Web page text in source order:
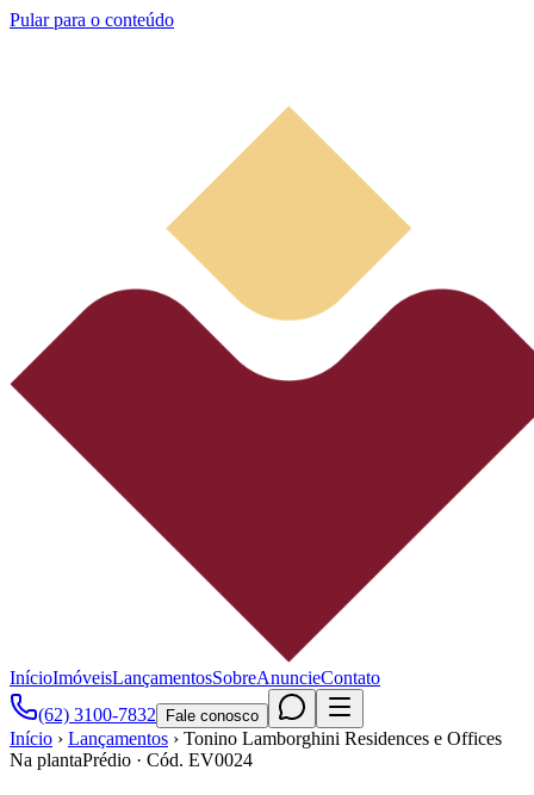
Pular para o conteúdo
InícioImóveisLançamentosSobreAnuncieContato
(62) 3100-7832
Fale conosco
Início › Lançamentos › Tonino Lamborghini Residences e Offices
Na plantaPrédio · Cód. EV0024